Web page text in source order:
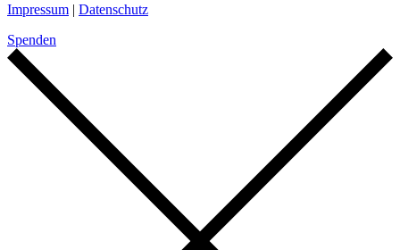
Impressum | Datenschutz
Spenden